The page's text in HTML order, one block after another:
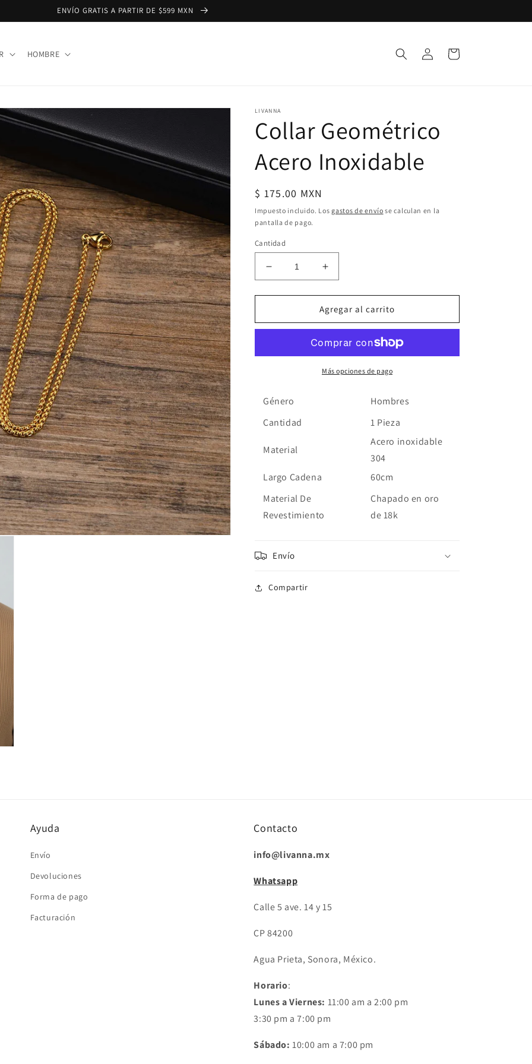
ENVÍO GRATIS A PARTIR DE $599 MXN
HOMBRE
Iniciar
sesión
Carrito
LIVANNA
Collar Geométrico
Acero Inoxidable
Precio
habitual
$ 175.00 MXN
Impuesto incluido. Los gastos de envío se calculan en la
pantalla de pago.
Cantidad
Reducir
cantidad
para
Geométrico
Inoxidable
Aumentar
cantidad
para
Collar
Geométrico
Inoxidable
Agregar al carrito
Más opciones de pago
Género
Hombres
Cantidad
1 Pieza
Material
Acero inoxidable
304
Largo Cadena
60cm
Material De
Revestimiento
Chapado en oro
de 18k
Envío
Compartir
Ayuda
Envío
Devoluciones
Forma de pago
Facturación
Contacto
info@livanna.mx
Whatsapp
Calle 5 ave. 14 y 15
CP 84200
Agua Prieta, Sonora, México.
Horario:
Lunes a Viernes: 11:00 am a 2:00 pm
3:30 pm a 7:00 pm
Sábado:10:00 am a 7:00 pm